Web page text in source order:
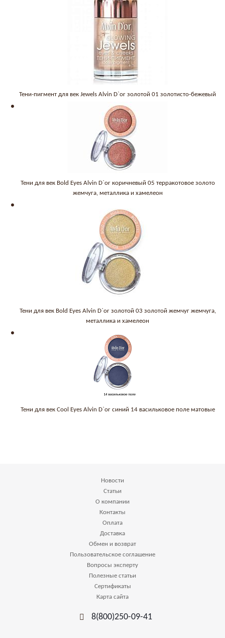
Тени-пигмент для век Jewels Alvin D`or золотой 01 золотисто-бежевый
Тени для век Bold Eyes Alvin D`or коричневый 05 терракотовое золото
жемчуга, металлика и хамелеон
Тени для век Bold Eyes Alvin D`or золотой 03 золотой жемчуг жемчуга,
металлика и хамелеон
Тени для век Cool Eyes Alvin D`or синий 14 васильковое поле матовые
Новости
Статьи
О компании
Контакты
Оплата
Доставка
Обмен и возврат
Пользовательское соглашение
Вопросы эксперту
Полезные статьи
Сертификаты
Карта сайта
8(800)250-09-41